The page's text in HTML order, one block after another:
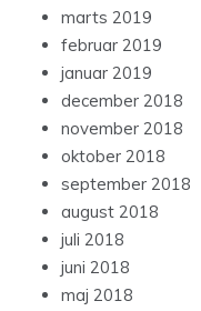
marts 2019
februar 2019
januar 2019
december 2018
november 2018
oktober 2018
september 2018
august 2018
juli 2018
juni 2018
maj 2018